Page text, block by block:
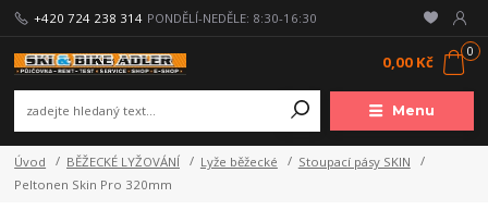
Menu
+420 724 238 314 PONDĚLÍ-NEDĚLE: 8:30-16:30
0
0,00 Kč
Úvod BĚŽECKÉ LYŽOVÁNÍ Lyže běžecké
Stoupací pásy SKIN
Peltonen Skin Pro 320mm